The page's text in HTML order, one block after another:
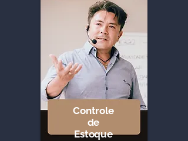
Controle
de
Estoque